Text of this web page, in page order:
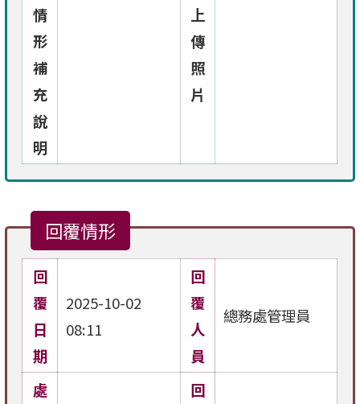
情
形
補
充
說
明
上
傳
照
片
回覆情形
回
覆
日
期
2025-10-02
08:11
回
覆
人
員
總務處管理員
處
回